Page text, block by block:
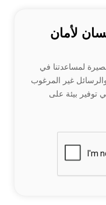
لأمان
لمساعدتنا في
غير المرغوب
توفير بيئة على